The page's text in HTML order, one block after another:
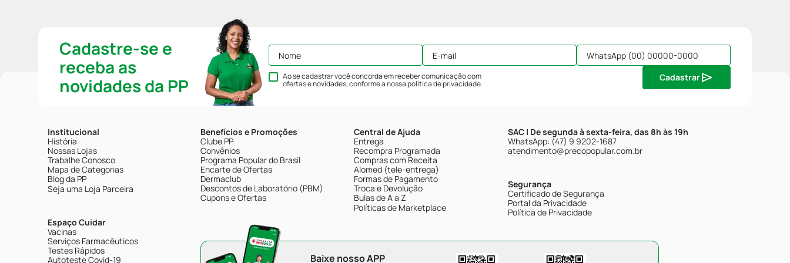
Cadastre-se e
receba as
novidades da PP
Ao se cadastrar você concorda em receber comunicação com
ofertas e novidades, conforme a nossapolítica de privacidade.
Cadastrar
Institucional
História
Nossas Lojas
Trabalhe Conosco
Mapa de Categorias
Blog da PP
Seja uma Loja Parceira
Espaço Cuidar
Vacinas
Serviços Farmacêuticos
Testes Rápidos
Autoteste Covid-19
Benefícios e Promoções
Clube PP
Convênios
Programa Popular do Brasil
Encarte de Ofertas
Dermaclub
Descontos de Laboratório (PBM)
Cupons e Ofertas
Central de Ajuda
Entrega
Recompra Programada
Compras com Receita
Alomed (tele-entrega)
Formas de Pagamento
Troca e Devolução
Bulas de A a Z
Políticas de Marketplace
SAC | De segunda à sexta-feira, das 8h às 19h
WhatsApp: (47) 9 9202-1687
atendimento@precopopular.com.br
Segurança
Certificado de Segurança
Portal da Privacidade
Política de Privacidade
Baixe nosso APP